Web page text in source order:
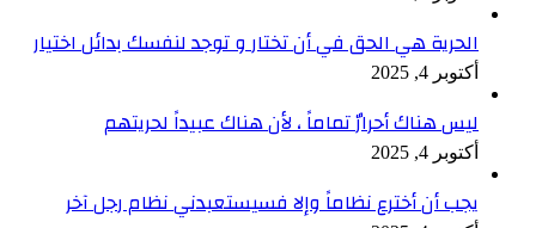
الحرية هي الحق في أن تختار و توجد لنفسك بدائل اختيار
أكتوبر 4, 2025
ليس هناك أحرارٌ تماماً ، لأن هناك عبيداً لحريتهم
أكتوبر 4, 2025
يجب أن أخترع نظاماً وإلا فسيستعبدني نظام رجل آخر